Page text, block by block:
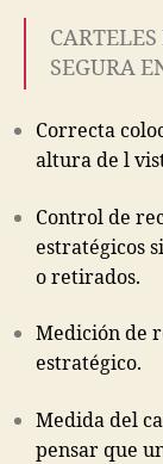
SEGURA
Correcta
altura de l
Control de
estratégicos
o retirados.
Medición de
estratégico.
Medida del
pensar que